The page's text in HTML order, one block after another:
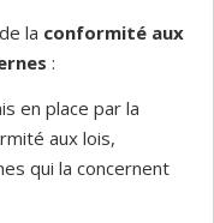
la conformité aux
:
en place par la
aux lois,
qui la concernent